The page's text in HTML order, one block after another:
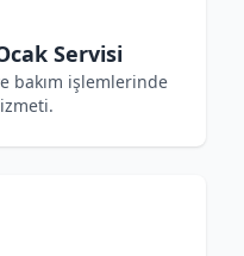
Servisi
bakım işlemlerinde